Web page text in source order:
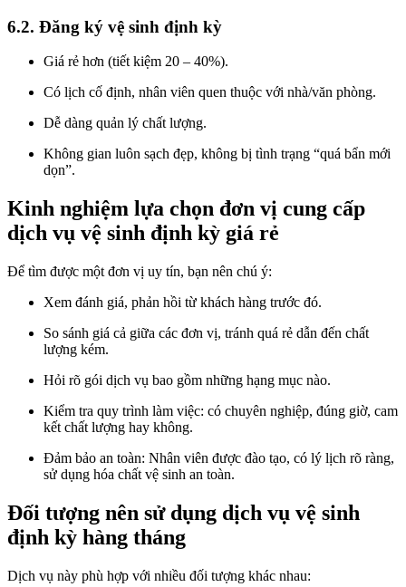
6.2. Đăng ký vệ sinh định kỳ
Giá rẻ hơn (tiết kiệm 20 – 40%).
Có lịch cố định, nhân viên quen thuộc với nhà/văn phòng.
Dễ dàng quản lý chất lượng.
Không gian luôn sạch đẹp, không bị tình trạng “quá bẩn mới
dọn”.
Kinh nghiệm lựa chọn đơn vị cung cấp
dịch vụ vệ sinh định kỳ giá rẻ
Để tìm được một đơn vị uy tín, bạn nên chú ý:
Xem đánh giá, phản hồi từ khách hàng trước đó.
So sánh giá cả giữa các đơn vị, tránh quá rẻ dẫn đến chất
lượng kém.
Hỏi rõ gói dịch vụ bao gồm những hạng mục nào.
Kiểm tra quy trình làm việc: có chuyên nghiệp, đúng giờ, cam
kết chất lượng hay không.
Đảm bảo an toàn: Nhân viên được đào tạo, có lý lịch rõ ràng,
sử dụng hóa chất vệ sinh an toàn.
Đối tượng nên sử dụng dịch vụ vệ sinh
định kỳ hàng tháng
Dịch vụ này phù hợp với nhiều đối tượng khác nhau: